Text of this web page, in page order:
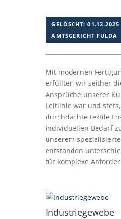
GELÖSCHT: 01.12.2025
AMTSGERICHT FULDA
Mit modernen
erfüllten wir seither
Ansprüche unserer
Leitlinie war und
durchdachte textile
individuellen Bedarf
unserem
entstanden
für komplexe
Industriegewebe